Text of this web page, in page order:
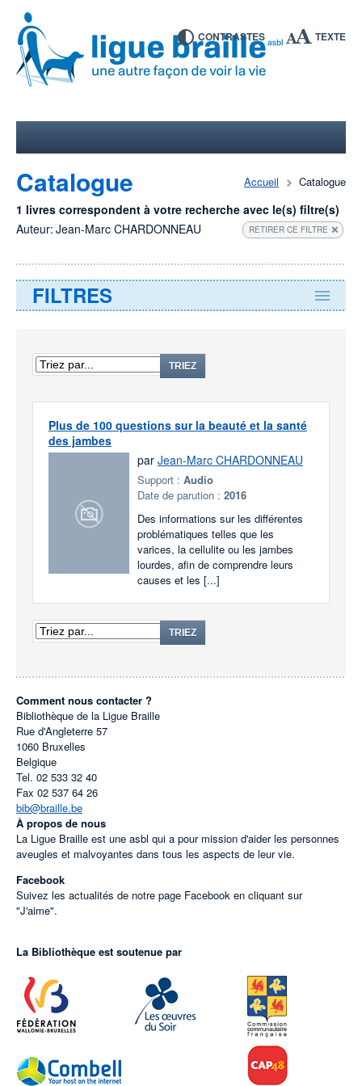
CONTRASTES TEXTE
Accueil Catalogue
Catalogue
1 livres correspondent à votre recherche avec le(s) filtre(s)
Auteur: Jean-Marc CHARDONNEAU RETIRER CE FILTRE
FILTRES
TRIEZ
Plus de 100 questions sur la beauté et la santé
des jambes
par Jean-Marc CHARDONNEAU
Support : Audio
Date de parution : 2016
Des informations sur les différentes
problématiques telles que les
varices, la cellulite ou les jambes
lourdes, afin de comprendre leurs
causes et les [...]
TRIEZ
Comment nous contacter ?
Bibliothèque de la Ligue Braille
Rue d'Angleterre 57
1060 Bruxelles
Belgique
Tel. 02 533 32 40
Fax 02 537 64 26
bib@braille.be
À propos de nous
La Ligue Braille est une asbl qui a pour mission d'aider les personnes
aveugles et malvoyantes dans tous les aspects de leur vie.
Facebook
Suivez les actualités de notre page Facebook en cliquant sur
"J'aime".
La Bibliothèque est soutenue par